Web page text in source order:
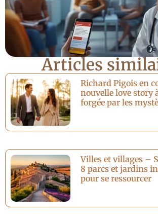
Articles
Richard Pigois en
nouvelle love story
forgée par les
Villes et villages –
8 parcs et jardins
pour se ressourcer